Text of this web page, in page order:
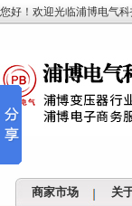
您好！欢迎光临浦博电气科
商家市场 关